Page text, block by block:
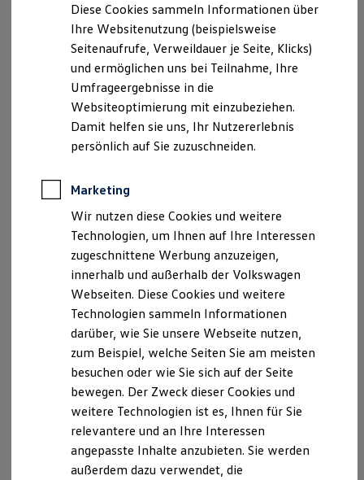
Behörden
Direktkunden
Sonderfahrzeuge
Anpfiff zum Gewinn
Elektromobilität
Elektroautos
ID. Tutorials
Elektrofahrzeugkonzepte
ID. EVERY1
Reichweite
Rekuperation
Laden unterwegs
Laden Zuhause
Ladestationen finden
Ladezeitensimulator
Batterie
Sicherheit
Nachhaltigkeit
Technologie
Kosten und Kauf
Verbrauchskosten
Kaufoptionen
E-Auto-Förderung
Software und Konnektivität
Die ID. Software 6
ID. Software Versionen und Updates
Digitale Extras
Schnittstellen zu Ihrem ID.
, 1 von 3 , 2 von 3 , 3 von 3
Nutzungsbedingungen
Datenschutzerklärungen
Cookie-Richtlinie
Lizenzhinweise Dritter
Angaben zum Digital Services Act (DSA)
Produktsicherheitsinformationen
Vertrag Widerrufen
Diese Cookies sammeln Informationen über
Ihre Websitenutzung (beispielsweise
Seitenaufrufe, Verweildauer je Seite, Klicks)
und ermöglichen uns bei Teilnahme, Ihre
Umfrageergebnisse in die
Websiteoptimierung mit einzubeziehen.
Damit helfen sie uns, Ihr Nutzererlebnis
persönlich auf Sie zuzuschneiden.
Marketing
Wir nutzen diese Cookies und weitere
Technologien, um Ihnen auf Ihre Interessen
zugeschnittene Werbung anzuzeigen,
innerhalb und außerhalb der Volkswagen
Webseiten. Diese Cookies und weitere
Technologien sammeln Informationen
darüber, wie Sie unsere Webseite nutzen,
zum Beispiel, welche Seiten Sie am meisten
besuchen oder wie Sie sich auf der Seite
bewegen. Der Zweck dieser Cookies und
weitere Technologien ist es, Ihnen für Sie
relevantere und an Ihre Interessen
angepasste Inhalte anzubieten. Sie werden
außerdem dazu verwendet, die